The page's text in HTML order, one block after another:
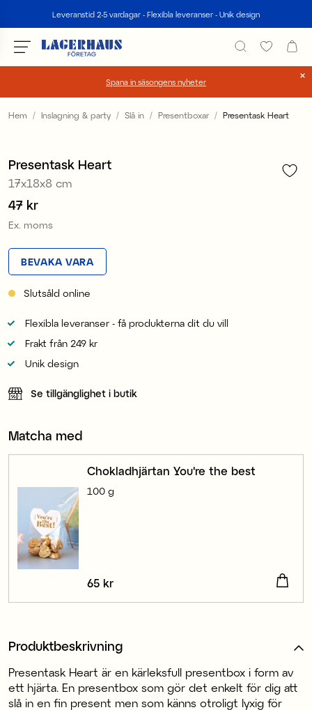
Leveranstid 2-5 vardagar - Flexibla leveranser - Unik design
Spana in säsongens nyheter
Välj språk / valuta
FI / EUR
Hem Inslagning & party Slå in Presentboxar
Presentask Heart
Presentask Heart
17x18x8 cm
Pris:47 kr
47 kr
Ex. moms
BEVAKA VARA
Slutsåld online
Flexibla leveranser - få produkterna dit du vill
Frakt från 249 kr
Unik design
Se tillgänglighet i butik
Matcha med
Chokladhjärtan You're the best
100 g
Pris:65 kr
65 kr
Produktbeskrivning
Presentask Heart är en kärleksfull presentbox i form av
ett hjärta. En presentbox som gör det enkelt för dig att
slå in en fin present men som känns otroligt lyxig för